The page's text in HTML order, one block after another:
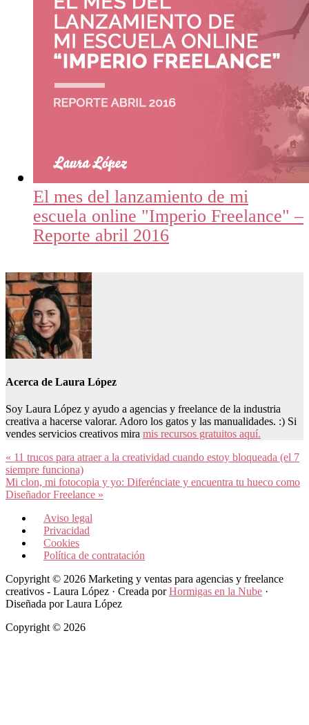
El mes del lanzamiento de mi
escuela online "Imperio Freelance" –
Reporte abril 2016
Acerca de Laura López
Soy Laura López y ayudo a agencias y freelance de la industria
creativa a hacerse valorar. Adoro los gatos y las manualidades. :) Si
vendes servicios creativos mira mis recursos gratuitos aquí.
Entrada
anterior:
« 11 trucos para atraer a la creatividad cuando estoy bloqueada (el 7
siempre funciona)
Siguiente
entrada:
Mi clon, mi fotocopia y yo: Diferénciate y encuentra tu hueco como
Diseñador Freelance »
Aviso legal
Privacidad
Cookies
Política de contratación
Copyright © 2026 Marketing y ventas para agencias y freelance
creativos - Laura López · Creada porHormigas en la Nube ·
Diseñada por Laura López
Copyright © 2026